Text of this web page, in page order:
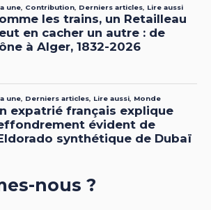
nous ?